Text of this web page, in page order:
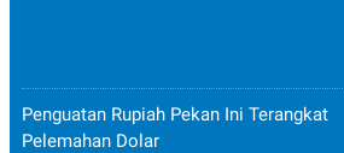
Penguatan Rupiah Pekan Ini Terangkat
Pelemahan Dolar